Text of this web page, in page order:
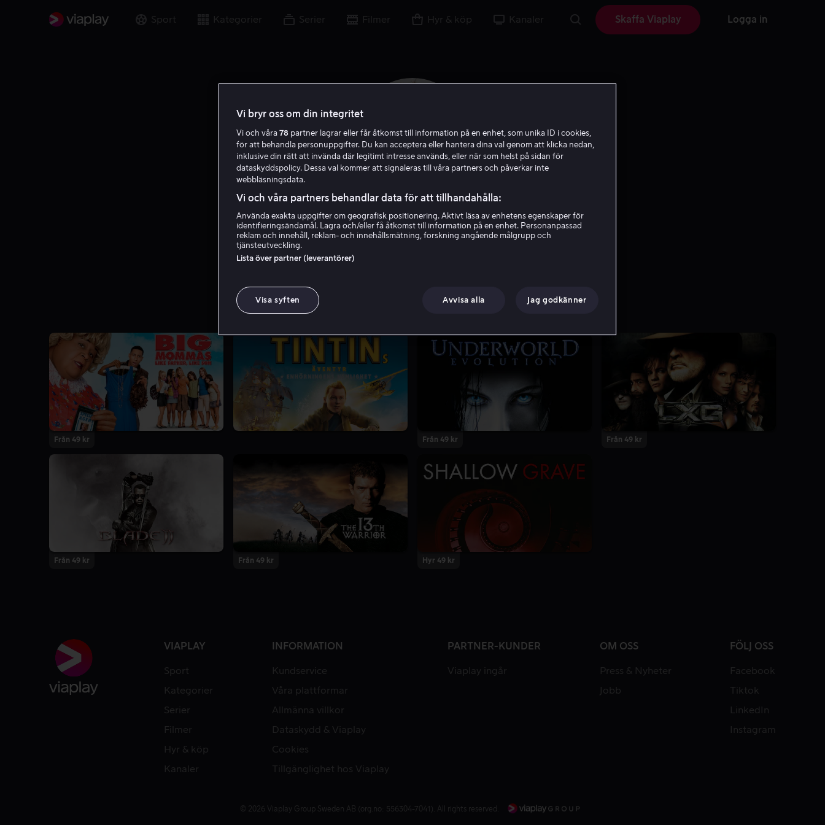
Sport Kategorier Serier Filmer Hyr & köp Kanaler Skaffa Viaplay Logga in
Tony Curran
Från 49 kr Från 49 kr Från 49 kr
Från 49 kr Från 49 kr Hyr 49 kr
VIAPLAY
Sport
Kategorier
Serier
Filmer
Hyr & köp
Kanaler
INFORMATION
Kundservice
Våra plattformar
Allmänna villkor
Dataskydd & Viaplay
Cookies
Tillgänglighet hos Viaplay
PARTNER-KUNDER
Viaplay ingår
OM OSS
Press & Nyheter
Jobb
FÖLJ OSS
Facebook
Tiktok
LinkedIn
Instagram
© 2026 Viaplay Group Sweden AB (org.no: 556304-7041). All rights reserved.
Vi bryr oss om din integritet
Vi och våra 78 partner lagrar eller får åtkomst till information på en enhet, som unika ID i cookies,
för att behandla personuppgifter. Du kan acceptera eller hantera dina val genom att klicka nedan,
inklusive din rätt att invända där legitimt intresse används, eller när som helst på sidan för
dataskyddspolicy. Dessa val kommer att signaleras till våra partners och påverkar inte
webbläsningsdata.
Vi och våra partners behandlar data för att tillhandahålla:
Använda exakta uppgifter om geografisk positionering. Aktivt läsa av enhetens egenskaper för
identifieringsändamål. Lagra och/eller få åtkomst till information på en enhet. Personanpassad
reklam och innehåll, reklam- och innehållsmätning, forskning angående målgrupp och
tjänsteutveckling.
Lista över partner (leverantörer)
Visa syften Avvisa alla Jag godkänner